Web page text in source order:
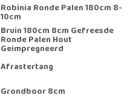
Robinia Ronde Palen 180cm 8-
10cm
Bruin 180cm 8cm Gefreesde
Ronde Palen Hout
Geimpregneerd
Afrastertang
Grondboor 8cm